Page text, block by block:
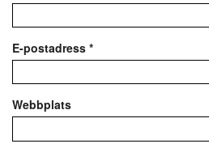
E-postadress *
Webbplats